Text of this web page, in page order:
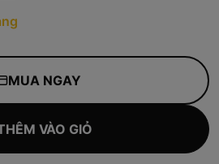
MUA NGAY
VÀO GIỎ